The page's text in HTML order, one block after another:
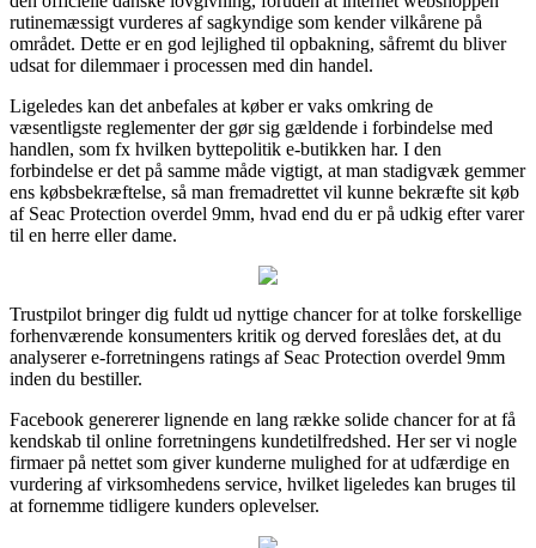
rutinemæssigt vurderes af sagkyndige som kender vilkårene på
området. Dette er en god lejlighed til opbakning, såfremt du bliver
udsat for dilemmaer i processen med din handel.
Ligeledes kan det anbefales at køber er vaks omkring de
væsentligste reglementer der gør sig gældende i forbindelse med
handlen, som fx hvilken byttepolitik e-butikken har. I den
forbindelse er det på samme måde vigtigt, at man stadigvæk gemmer
ens købsbekræftelse, så man fremadrettet vil kunne bekræfte sit køb
af Seac Protection overdel 9mm, hvad end du er på udkig efter varer
til en herre eller dame.
Trustpilot bringer dig fuldt ud nyttige chancer for at tolke forskellige
forhenværende konsumenters kritik og derved foreslåes det, at du
analyserer e-forretningens ratings af Seac Protection overdel 9mm
inden du bestiller.
Facebook genererer lignende en lang række solide chancer for at få
kendskab til online forretningens kundetilfredshed. Her ser vi nogle
firmaer på nettet som giver kunderne mulighed for at udfærdige en
vurdering af virksomhedens service, hvilket ligeledes kan bruges til
at fornemme tidligere kunders oplevelser.